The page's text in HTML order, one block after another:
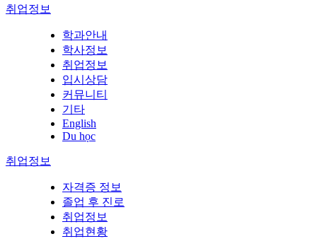
취업정보
학과안내
학사정보
취업정보
입시상담
커뮤니티
기타
English
Du học
취업정보
자격증 정보
졸업 후 진로
취업정보
취업현황